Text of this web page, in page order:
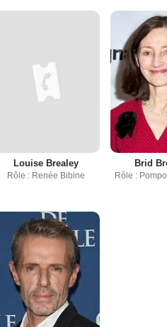
Louise Brealey
Rôle : Renée Bibine
Brid
Rôle :